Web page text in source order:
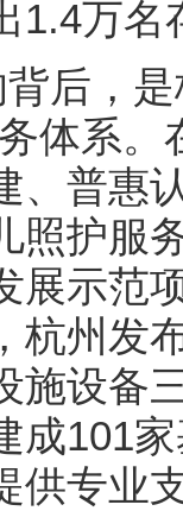
1.4万
背后，
体系
、普惠
照护服
展示范
杭州发
施设备
成101
供专业